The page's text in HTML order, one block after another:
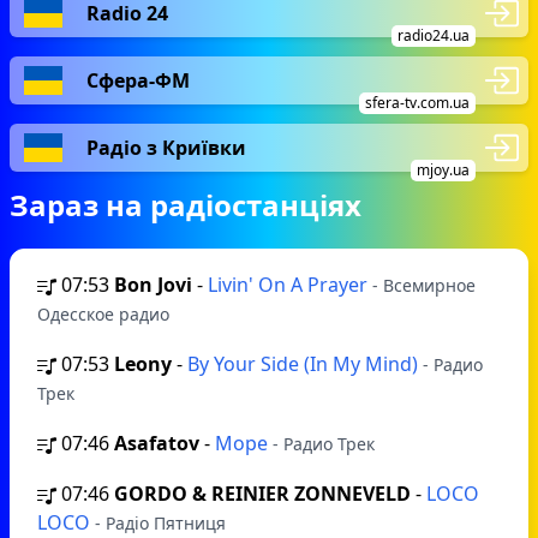
та Америці ці зміни відбулися давно. І там
вже радіо – це не щось застаріле і
коли кожен може знайти ту станцію, де
буде транслюватися виключно той контент,
що необхідний йому. В Україні подібні
радіостанції так само створюються, і MiX
FM – одна з таких.
Radio 24
radio24.ua
Сфера-ФМ
sfera-tv.com.ua
Радіо з Криївки
mjoy.ua
Зараз на радіостанціях
07:53 Bon Jovi - Livin' On A Prayer - Всемирное
Одесское радио
07:53 Leony- By Your Side (In My Mind) - Радио
Трек
07:46Asafatov- Море - Радио Трек
07:46 GORDO & REINIER ZONNEVELD - LOCO
LOCO - Радіо Пятниця